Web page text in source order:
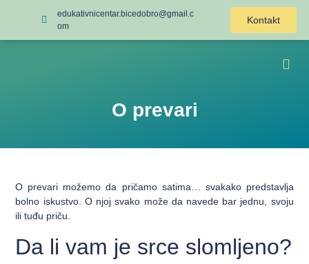
edukativnicentar.bicedobro@gmail.c
om
Kontakt
O prevari
O prevari možemo da pričamo satima… svakako predstavlja
bolno iskustvo. O njoj svako može da navede bar jednu, svoju
ili tuđu priču.
Da li vam je srce slomljeno?